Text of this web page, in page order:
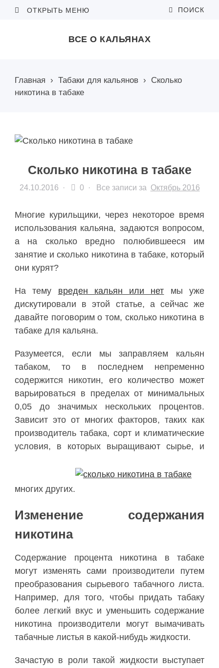
ОТКРЫТЬ МЕНЮ ПОИСК
ВСЕ О КАЛЬЯНАХ
Главная › Табаки для кальянов › Сколько
никотина в табаке
Сколько никотина в табаке
24.10.2016 · 0 · Все записи за Октябрь 2016
Многие курильщики, через некоторое время
использования кальяна, задаются вопросом,
а на сколько вредно полюбившееся им
занятие и сколько никотина в табаке, который
они курят?
На тему вреден кальян или нет мы уже
дискутировали в этой статье, а сейчас же
давайте поговорим о том, сколько никотина в
табаке для кальяна.
Разумеется, если мы заправляем кальян
табаком, то в последнем непременно
содержится никотин, его количество может
варьироваться в пределах от минимальных
0,05 до значимых нескольких процентов.
Зависит это от многих факторов, таких как
производитель табака, сорт и климатические
условия, в которых выращивают сырье, и
многих других.
Изменение содержания
никотина
Содержание процента никотина в табаке
могут изменять сами производители путем
преобразования сырьевого табачного листа.
Например, для того, чтобы придать табаку
более легкий вкус и уменьшить содержание
никотина производители могут вымачивать
табачные листья в какой-нибудь жидкости.
Зачастую в роли такой жидкости выступает